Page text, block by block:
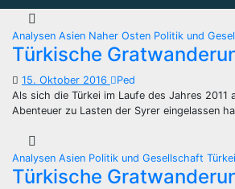
Analysen Asien Naher Osten Politik und
Türkische
15. Oktober 2016
Ped
Als sich die Türkei im Laufe des Jahres 2011
Abenteuer zu Lasten der Syrer eingelassen
Analysen Asien Politik und Gesellschaft Türkei
Türkische